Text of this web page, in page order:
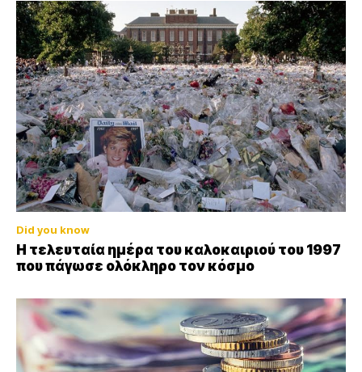
Did you know
Η τελευταία ημέρα του καλοκαιριού του 1997
που πάγωσε ολόκληρο τον κόσμο